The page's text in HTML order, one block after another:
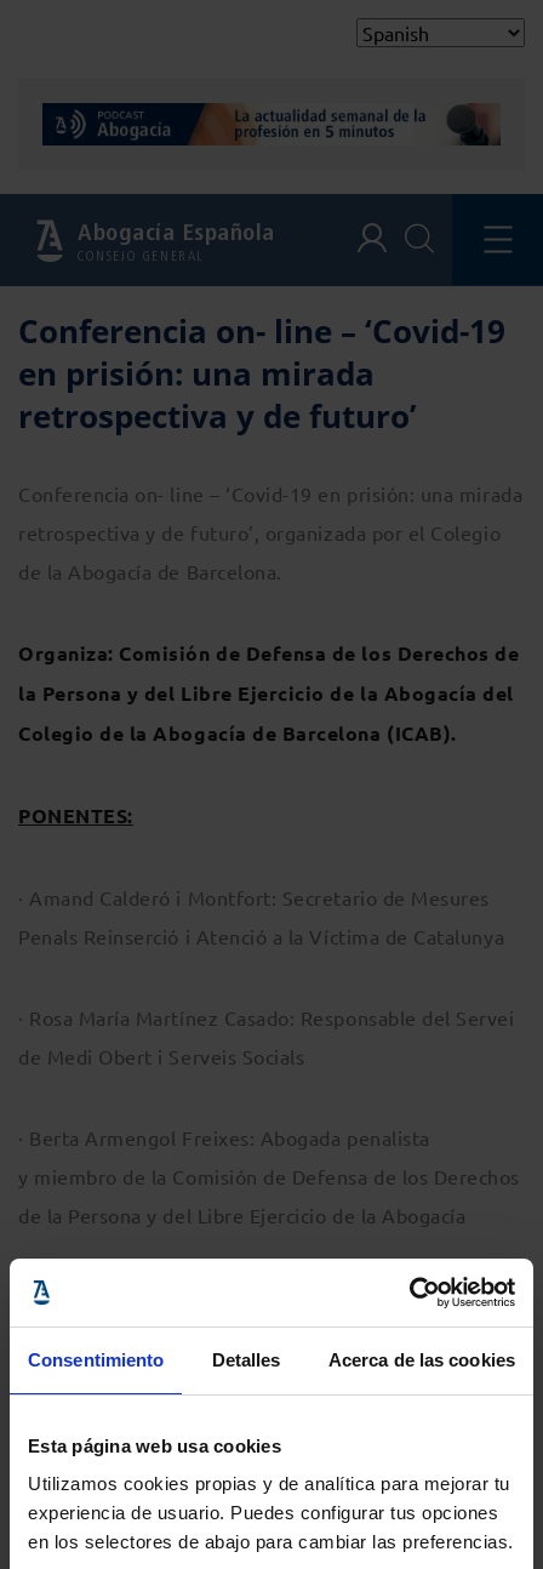
Consentimiento Detalles Acerca de las cookies
Esta página web usa cookies
Utilizamos cookies propias y de analítica para mejorar tu
experiencia de usuario. Puedes configurar tus opciones
en los selectores de abajo para cambiar las preferencias.
Abogacía Española
CONSEJO GENERAL
Conferencia on- line – ‘Covid-19
en prisión: una mirada
retrospectiva y de futuro’
Conferencia on- line – ‘Covid-19 en prisión: una mirada
retrospectiva y de futuro’, organizada por el Colegio
de la Abogacía de Barcelona.
Organiza: Comisión de Defensa de los Derechos de
la Persona y del Libre Ejercicio de la Abogacía del
Colegio de la Abogacía de Barcelona (ICAB).
PONENTES:
· Amand Calderó i Montfort: Secretario de Mesures
Penals Reinserció i Atenció a la Víctima de Catalunya
· Rosa María Martínez Casado: Responsable del Servei
de Medi Obert i Serveis Socials
· Berta Armengol Freixes: Abogada penalista
y miembro de la Comisión de Defensa de los Derechos
de la Persona y del Libre Ejercicio de la Abogacía
MODERA:
Ejercicio de la Abogacía
INSCRIPCIONES GRATUITAS VÍA ZOOM